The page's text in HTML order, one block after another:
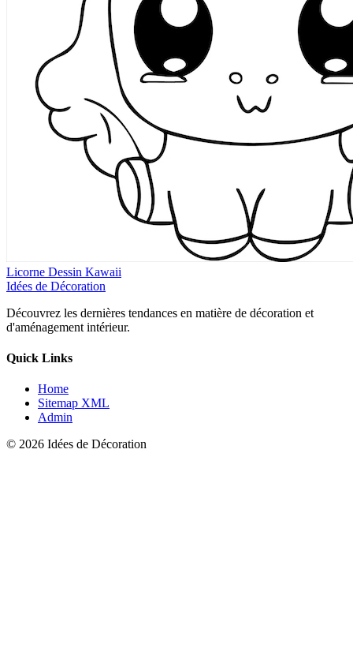
Licorne Dessin Kawaii
Idées de Décoration
Découvrez les dernières tendances en matière de décoration et
d'aménagement intérieur.
Quick Links
Home
Sitemap XML
Admin
© 2026 Idées de Décoration